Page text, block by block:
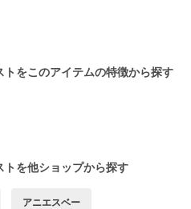
をこのアイテムの特徴から探す
トを他ショップから探す
アニエスベー